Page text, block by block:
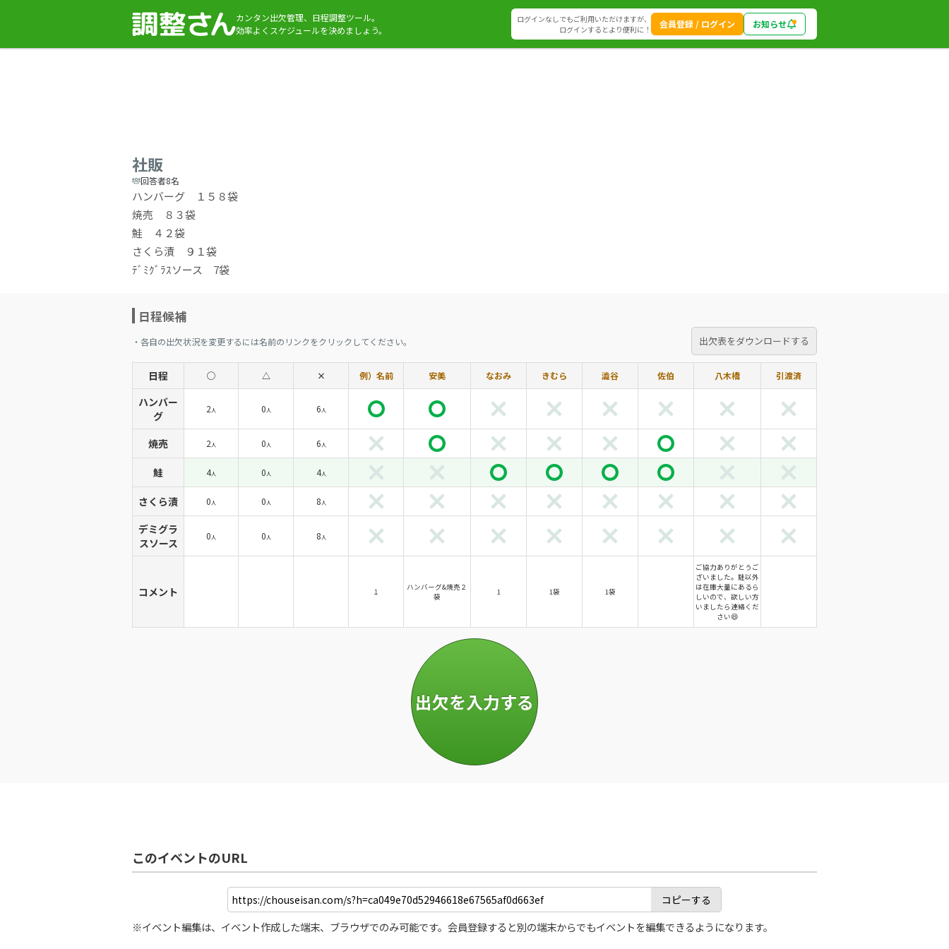
カンタン出欠管理、日程調整ツール。
効率よくスケジュールを決めましょう。
ログインなしでもご利用いただけますが、
ログインするとより便利に！
会員登録 / ログイン お知らせ
社販
回答者8名
ハンバーグ １５８袋
焼売 ８３袋
鮭 ４２袋
さくら漬 ９１袋
ﾃﾞﾐｸﾞﾗｽソース 7袋
日程候補
・各自の出欠状況を変更するには名前のリンクをクリックしてください。 出欠表をダウンロードする
日程 ◯ △ × 例）名前 安美 なおみ きむら 澁谷 佐伯 八木橋 引渡済
ハンバー
グ
2人 0人 6人
焼売 2人 0人 6人
鮭 4人 0人 4人
さくら漬 0人 0人 8人
デミグラ
スソース
0人 0人 8人
コメント １
ハンバーグ&焼売２
袋
1 1袋 1袋
ご協力ありがとうご
ざいました。鮭以外
は在庫大量にあるら
しいので、欲しい方
いましたら連絡くだ
さい😄
このイベントのURL
コピーする
※イベント編集は、イベント作成した端末、ブラウザでのみ可能です。会員登録すると別の端末からでもイベントを編集できるようになります。